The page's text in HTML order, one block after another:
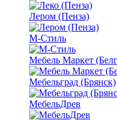
Лером (Пенза)
М-Стиль
Мебель Маркет
Мебельград (Брянск)
МебельДрев